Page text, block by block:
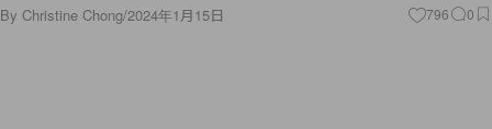
By Christine Chong/2024年1月15日 796 0